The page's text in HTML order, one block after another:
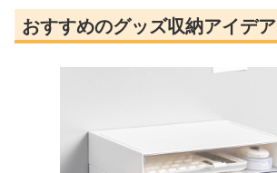
おすすめのグッズ収納アイデア